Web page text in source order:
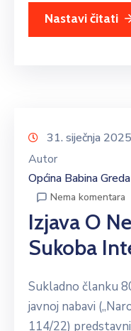
Nastavi čitati
31. siječnja
Autor
Općina Babina Greda
Nema komentara
Izjava O
Sukoba
Sukladno članku
javnoj nabavi
114/22)